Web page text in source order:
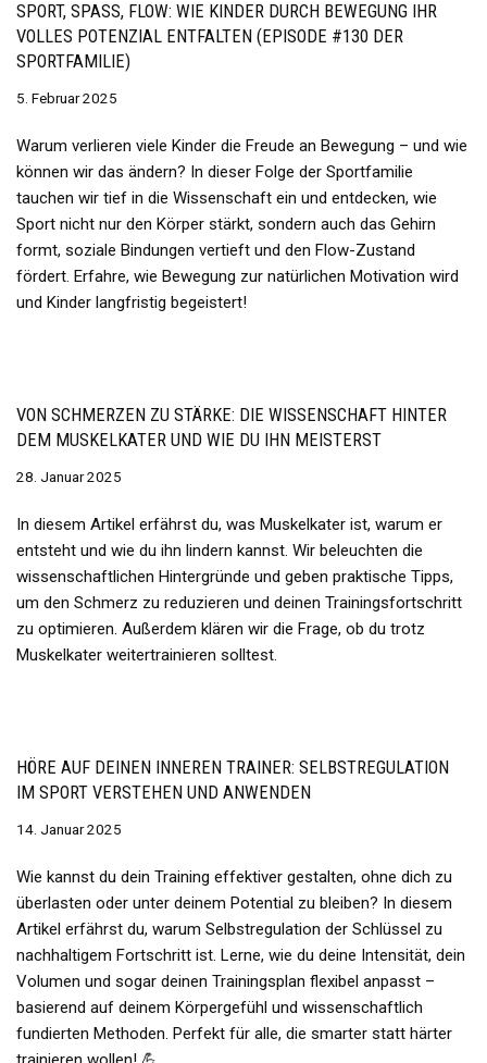
SPORT, SPASS, FLOW: WIE KINDER DURCH BEWEGUNG IHR V
OLLES POTENZIAL ENTFALTEN (EPISODE #130 DER S
PORTFAMILIE)
5. Februar 2025
Warum verlieren viele Kinder die Freude an Bewegung – und wie
können wir das ändern? In dieser Folge der Sportfamilie
tauchen wir tief in die Wissenschaft ein und entdecken, wie
Sport nicht nur den Körper stärkt, sondern auch das Gehirn
formt, soziale Bindungen vertieft und den Flow-Zustand
fördert. Erfahre, wie Bewegung zur natürlichen Motivation wird
und Kinder langfristig begeistert!
VON SCHMERZEN ZU STÄRKE: DIE WISSENSCHAFT HINTER
DEM MUSKELKATER UND WIE DU IHN MEISTERST
28. Januar 2025
In diesem Artikel erfährst du, was Muskelkater ist, warum er
entsteht und wie du ihn lindern kannst. Wir beleuchten die
wissenschaftlichen Hintergründe und geben praktische Tipps,
um den Schmerz zu reduzieren und deinen Trainingsfortschritt
zu optimieren. Außerdem klären wir die Frage, ob du trotz
Muskelkater weitertrainieren solltest.
HÖRE AUF DEINEN INNEREN TRAINER: SELBSTREGULATION
IM SPORT VERSTEHEN UND ANWENDEN
14. Januar 2025
Wie kannst du dein Training effektiver gestalten, ohne dich zu
überlasten oder unter deinem Potential zu bleiben? In diesem
Artikel erfährst du, warum Selbstregulation der Schlüssel zu
nachhaltigem Fortschritt ist. Lerne, wie du deine Intensität, dein
Volumen und sogar deinen Trainingsplan flexibel anpasst –
basierend auf deinem Körpergefühl und wissenschaftlich
fundierten Methoden. Perfekt für alle, die smarter statt härter